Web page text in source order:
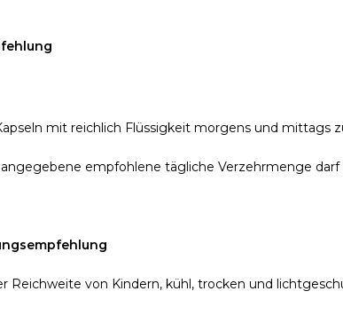
mit reichlich Flüssigkeit morgens und mittags
angegebene empfohlene tägliche Verzehrmenge
Reichweite von Kindern, kühl, trocken und